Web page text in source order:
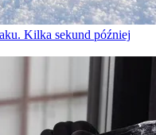
Kilka sekund później